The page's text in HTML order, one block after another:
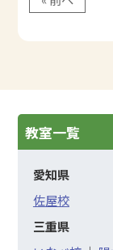
教室一覧
愛知県
佐屋校
三重県